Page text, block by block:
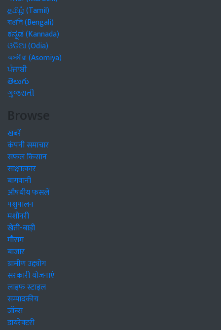
தமிழ் (Tamil)
বাঙালি (Bengali)
ಕನ್ನಡ (Kannada)
ଓଡିଆ (Odia)
অসমীয়া (Asomiya)
ਪੰਜਾਬੀ
తెలుగు
ગુજરાતી
Browse
खबरें
कंपनी समाचार
सफल किसान
साक्षात्कार
बागवानी
औषधीय फसलें
पशुपालन
मशीनरी
खेती-बाड़ी
मौसम
बाजार
ग्रामीण उद्द्योग
सरकारी योजनाएं
लाइफ स्टाइल
सम्पादकीय
जॉब्स
डायरेक्टरी